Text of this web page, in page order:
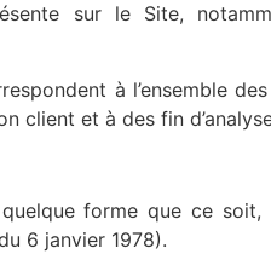
sur le Site,
à l’ensemble
client et à des fin
forme que ce
6 janvier 1978).